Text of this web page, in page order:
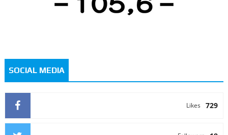
SOCIAL MEDIA
729
Likes